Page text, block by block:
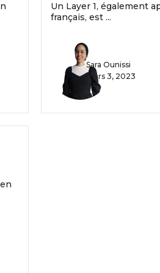
Un Layer 1, également
français, est ...
Sara Ounissi
mars 3, 2023